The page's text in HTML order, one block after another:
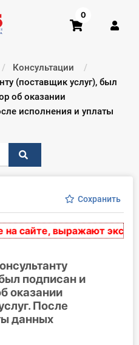
0
Консультации
(поставщик услуг), был
об оказании
исполнения и уплаты
Сохранить
выражают
подписан и
оказании
После
данных